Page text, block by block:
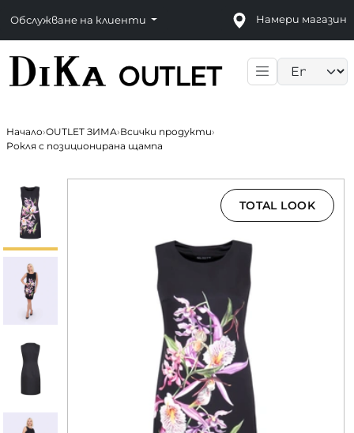
Обслужване на клиенти Намери магазин
Начало›OUTLET ЗИМА›Всички продукти›
Рокля с позиционирана щампа
TOTAL LOOK